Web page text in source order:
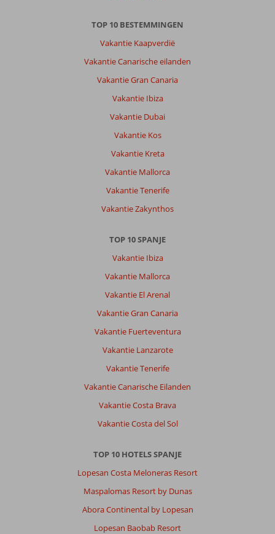
TOP 10 BESTEMMINGEN
Vakantie Kaapverdië
Vakantie Canarische eilanden
Vakantie Gran Canaria
Vakantie Ibiza
Vakantie Dubai
Vakantie Kos
Vakantie Kreta
Vakantie Mallorca
Vakantie Tenerife
Vakantie Zakynthos
TOP 10 SPANJE
Vakantie Ibiza
Vakantie Mallorca
Vakantie El Arenal
Vakantie Gran Canaria
Vakantie Fuerteventura
Vakantie Lanzarote
Vakantie Tenerife
Vakantie Canarische Eilanden
Vakantie Costa Brava
Vakantie Costa del Sol
TOP 10 HOTELS SPANJE
Lopesan Costa Meloneras Resort
Maspalomas Resort by Dunas
Abora Continental by Lopesan
Lopesan Baobab Resort